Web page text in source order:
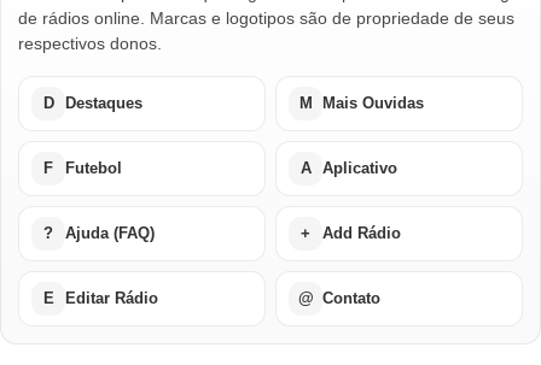
de rádios online. Marcas e logotipos são de propriedade de seus
respectivos donos.
D Destaques M Mais Ouvidas
F Futebol A Aplicativo
? Ajuda (FAQ) + Add Rádio
E Editar Rádio @ Contato